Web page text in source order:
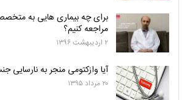
برای چه بیماری هایی به
مراجعه کنیم؟
۲ اردیبهشت ۱۳۹۶
آیا وازکتومی منجر به
۲۰ مرداد ۱۳۹۵